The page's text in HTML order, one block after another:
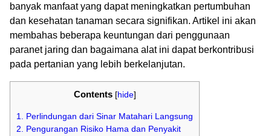
banyak manfaat yang dapat meningkatkan pertumbuhan
dan kesehatan tanaman secara signifikan. Artikel ini akan
membahas beberapa keuntungan dari penggunaan
paranet jaring dan bagaimana alat ini dapat berkontribusi
pada pertanian yang lebih berkelanjutan.
Contents [hide]
1. Perlindungan dari Sinar Matahari Langsung
2. Pengurangan Risiko Hama dan Penyakit